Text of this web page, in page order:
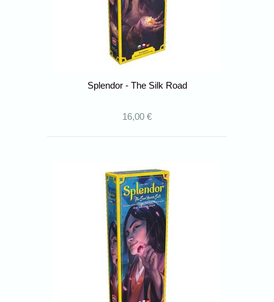
Splendor - The Silk Road
16,00 €